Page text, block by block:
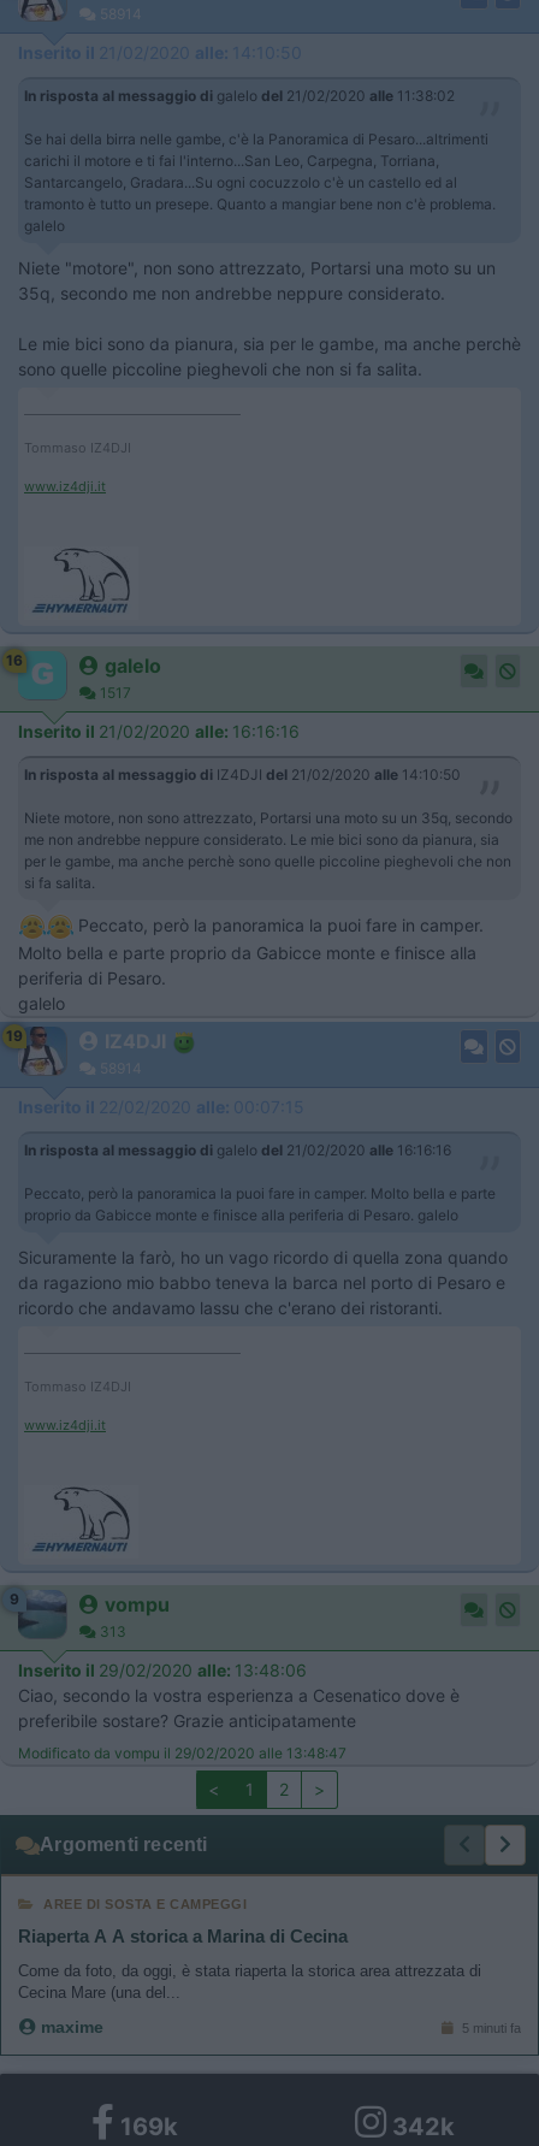
58914
Inserito il 21/02/2020 alle: 14:10:50
In risposta al messaggio di galelo del 21/02/2020 alle 11:38:02
Se hai della birra nelle gambe, c'è la Panoramica di Pesaro...altrimenti
carichi il motore e ti fai l'interno...San Leo, Carpegna, Torriana,
Santarcangelo, Gradara...Su ogni cocuzzolo c'è un castello ed al
tramonto è tutto un presepe. Quanto a mangiar bene non c'è problema.
galelo
Niete "motore", non sono attrezzato, Portarsi una moto su un
35q, secondo me non andrebbe neppure considerato.
Le mie bici sono da pianura, sia per le gambe, ma anche perchè
sono quelle piccoline pieghevoli che non si fa salita.
Tommaso IZ4DJI
www.iz4dji.it
16 galelo
1517
Inserito il 21/02/2020 alle: 16:16:16
In risposta al messaggio di IZ4DJI del 21/02/2020 alle 14:10:50
Niete motore, non sono attrezzato, Portarsi una moto su un 35q, secondo
me non andrebbe neppure considerato. Le mie bici sono da pianura, sia
per le gambe, ma anche perchè sono quelle piccoline pieghevoli che non
si fa salita.
Peccato, però la panoramica la puoi fare in camper.
Molto bella e parte proprio da Gabicce monte e finisce alla
periferia di Pesaro.
galelo
19 IZ4DJI
58914
Inserito il 22/02/2020 alle: 00:07:15
In risposta al messaggio di galelo del 21/02/2020 alle 16:16:16
Peccato, però la panoramica la puoi fare in camper. Molto bella e parte
proprio da Gabicce monte e finisce alla periferia di Pesaro. galelo
Sicuramente la farò, ho un vago ricordo di quella zona quando
da ragaziono mio babbo teneva la barca nel porto di Pesaro e
ricordo che andavamo lassu che c'erano dei ristoranti.
Tommaso IZ4DJI
www.iz4dji.it
9 vompu
313
Inserito il 29/02/2020 alle: 13:48:06
Ciao, secondo la vostra esperienza a Cesenatico dove è
preferibile sostare? Grazie anticipatamente
Modificato da vompu il 29/02/2020 alle 13:48:47
< 1 2 >
Argomenti recenti
AREE DI SOSTA E CAMPEGGI
Riaperta A A storica a Marina di Cecina
Come da foto, da oggi, è stata riaperta la storica area attrezzata di
Cecina Mare (una del...
maxime 5 minuti fa
169k 342k